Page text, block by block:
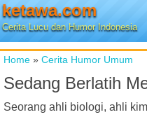
ketawa.com
Cerita Lucu dan Humor Indonesia
Home » Cerita Humor Umum
Sedang Berlatih
Seorang ahli biologi, ahli